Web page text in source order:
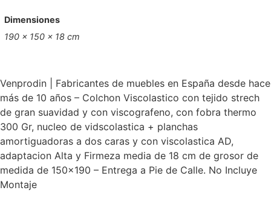
Dimensiones
190 × 150 × 18 cm
Venprodin | Fabricantes de muebles en España desde hace
más de 10 años – Colchon Viscolastico con tejido strech
de gran suavidad y con viscografeno, con fobra thermo
300 Gr, nucleo de vidscolastica + planchas
amortiguadoras a dos caras y con viscolastica AD,
adaptacion Alta y Firmeza media de 18 cm de grosor de
medida de 150×190 – Entrega a Pie de Calle. No Incluye
Montaje